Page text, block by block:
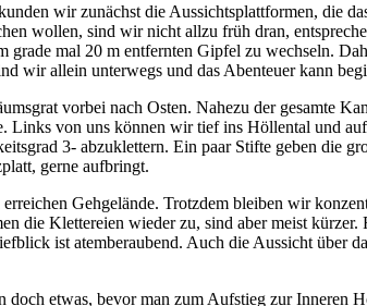
wir zunächst die Aussichtsplattformen, die
wollen, sind wir nicht allzu früh dran,
mal 20 m entfernten Gipfel zu wechseln.
wir allein unterwegs und das Abenteuer kann
vorbei nach Osten. Nahezu der gesamte
Links von uns können wir tief ins Höllental und
3- abzuklettern. Ein paar Stifte geben die
gerne aufbringt.
Gehgelände. Trotzdem bleiben wir
die Klettereien wieder zu, sind aber meist
ist atemberaubend. Auch die Aussicht über
doch etwas, bevor man zum Aufstieg zur Inneren